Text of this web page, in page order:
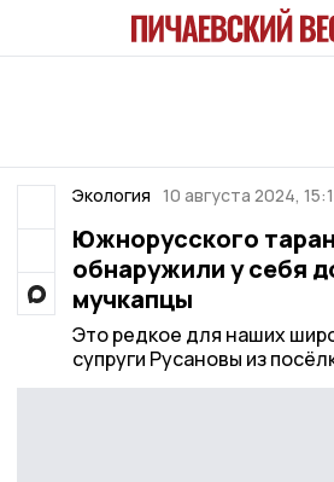
Экология 10 августа 2024,
Южнорусского
обнаружили у себя
мучкапцы
Это редкое для наших
супруги Русановы из